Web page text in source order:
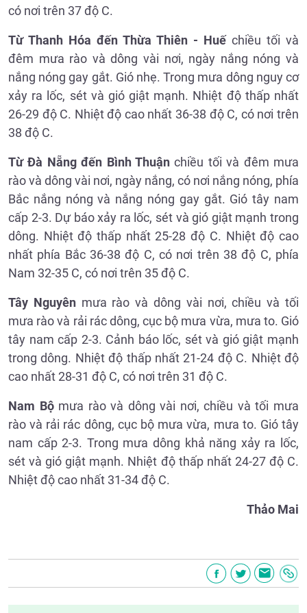
có nơi trên 37 độ C.
Từ Thanh Hóa đến Thừa Thiên - Huếchiều tối và
đêm mưa rào và dông vài nơi, ngày nắng nóng và
nắng nóng gay gắt. Gió nhẹ. Trong mưa dông nguy cơ
xảy ra lốc, sét và gió giật mạnh. Nhiệt độ thấp nhất
26-29 độ C. Nhiệt độ cao nhất 36-38 độ C, có nơi trên
38 độ C.
Từ Đà Nẵng đến Bình Thuận chiều tối và đêm mưa
rào và dông vài nơi, ngày nắng, có nơi nắng nóng, phía
Bắc nắng nóng và nắng nóng gay gắt. Gió tây nam
cấp 2-3. Dự báo xảy ra lốc, sét và gió giật mạnh trong
dông. Nhiệt độ thấp nhất 25-28 độ C. Nhiệt độ cao
nhất phía Bắc 36-38 độ C, có nơi trên 38 độ C, phía
Nam 32-35 C, có nơi trên 35 độ C.
Tây Nguyênmưa rào và dông vài nơi, chiều và tối
mưa rào và rải rác dông, cục bộ mưa vừa, mưa to. Gió
tây nam cấp 2-3. Cảnh báo lốc, sét và gió giật mạnh
trong dông. Nhiệt độ thấp nhất 21-24 độ C. Nhiệt độ
cao nhất 28-31 độ C, có nơi trên 31 độ C.
Nam Bộmưa rào và dông vài nơi, chiều và tối mưa
rào và rải rác dông, cục bộ mưa vừa, mưa to. Gió tây
nam cấp 2-3. Trong mưa dông khả năng xảy ra lốc,
sét và gió giật mạnh. Nhiệt độ thấp nhất 24-27 độ C.
Nhiệt độ cao nhất 31-34 độ C.
Thảo Mai